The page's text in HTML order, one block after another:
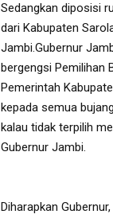
Sedangkan diposisi
dari Kabupaten
Jambi.Gubernur
bergengsi Pemilihan
Pemerintah
kepada semua
kalau tidak terpilih
Gubernur Jambi.
Diharapkan